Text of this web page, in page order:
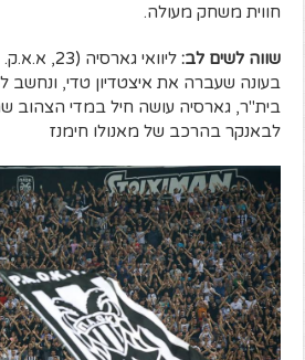
חווית משחק מעולה.
שווה לשים לב:
ליוואי
בעונה שעברה את איצטדיון טדי,
בית"ר, גארסיה עושה חיל במדי הצהוב
לבאנקר בהרכב של מאנולו חימנז